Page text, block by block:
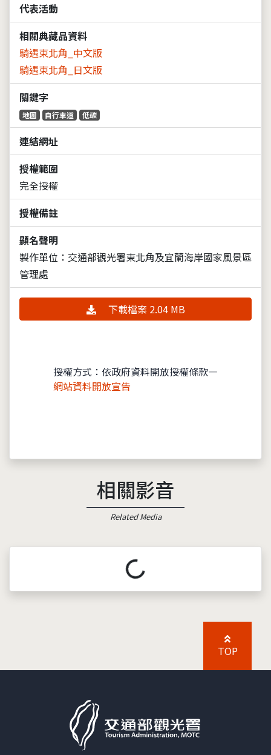
代表活動
相關典藏品資料
騎遇東北角_中文版
騎遇東北角_日文版
關鍵字
地圖 自行車道 低碳
連結網址
授權範圍
完全授權
授權備註
顯名聲明
製作單位：交通部觀光署東北角及宜蘭海岸國家風景區
管理處
下載檔案 2.04 MB
授權方式：依政府資料開放授權條款—
網站資料開放宣告
相關影音
Related Media
載入中...
TOP